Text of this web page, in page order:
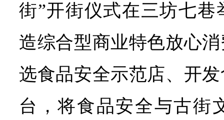
街”开街仪式在三坊七
造综合型商业特色放心
选食品安全示范店、开
台，将食品安全与古街